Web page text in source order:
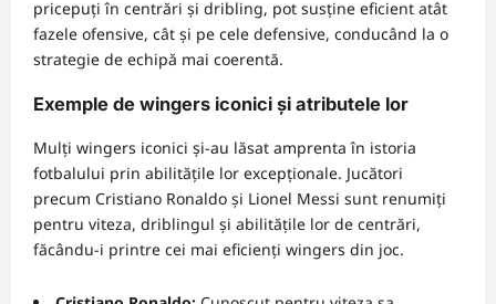
pricepuți în centrări și dribling, pot susține eficient atât
fazele ofensive, cât și pe cele defensive, conducând la o
strategie de echipă mai coerentă.
Exemple de wingers iconici și atributele lor
Mulți wingers iconici și-au lăsat amprenta în istoria
fotbalului prin abilitățile lor excepționale. Jucători
precum Cristiano Ronaldo și Lionel Messi sunt renumiți
pentru viteza, driblingul și abilitățile lor de centrări,
făcându-i printre cei mai eficienți wingers din joc.